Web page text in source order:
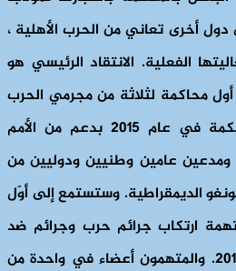
دول أخرى تعاني من الحرب الأهلية ،
الفعلية. الانتقاد الرئيسي هو
محاكمة لثلاثة من مجرمي الحرب
المزعومين. تم إنشاء المحكمة في عام 2015 بدعم من الأمم
ومدعين عامين وطنيين ودوليين من
الديمقراطية. وستستمع إلى أوّل
ارتكاب جرائم حرب وجرائم ضد
الإنسانية في مايو / أيار 2019. والمتهمون أعضاء في واحدة من